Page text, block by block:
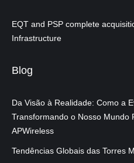
EQT and PSP complete
Infrastructure
Blog
Da Visão à Realidade: Como a
Transformando o Nosso Mundo
APWireless
Tendências Globais das Torres